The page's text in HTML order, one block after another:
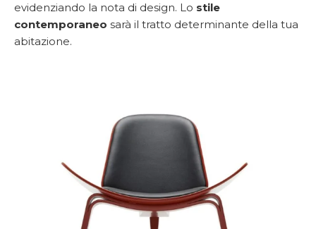
evidenziando la nota di design. Lo stile
contemporaneo sarà il tratto determinante della tua
abitazione.